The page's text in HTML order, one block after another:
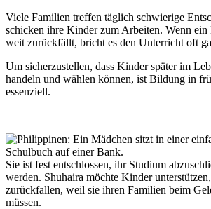
Viele Familien treffen täglich schwierige
schicken ihre Kinder zum Arbeiten. Wenn
weit zurückfällt, bricht es den Unterricht oft
Um sicherzustellen, dass Kinder später im
handeln und wählen können, ist Bildung in
essenziell.
Sie ist fest entschlossen, ihr Studium
werden. Shuhaira möchte Kinder
zurückfallen, weil sie ihren Familien beim
müssen.